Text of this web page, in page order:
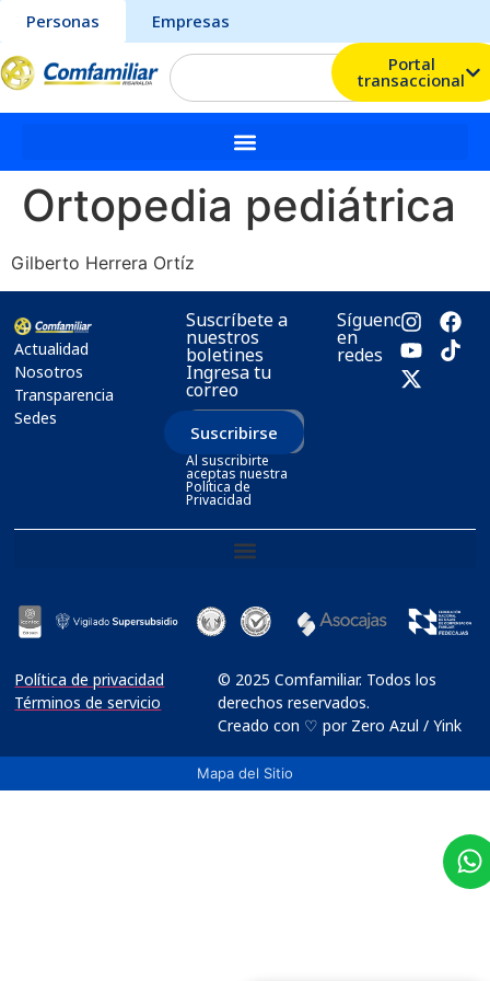
Personas
Empresas
Portal
transaccional
Ortopedia pediátrica
Gilberto Herrera Ortíz
Actualidad
Nosotros
Transparencia
Sedes
Suscríbete a
nuestros
boletines
Ingresa tu
correo
Suscribirse
Al suscribirte
aceptas nuestra
Política de
Privacidad
Síguenos
en
redes
Política de privacidad
Términos de servicio
© 2025 Comfamiliar. Todos los
derechos reservados.
Creado con ♡ por Zero Azul / Yink
Mapa del Sitio